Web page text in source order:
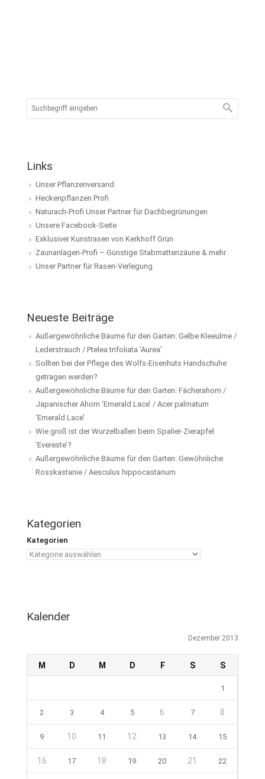
Links
Unser Pflanzenversand
Heckenpflanzen Profi
Naturach-Profi Unser Partner für Dachbegrünungen
Unsere Facebook-Seite
Exklusiver Kunstrasen von Kerkhoff Grün
Zaunanlagen-Profi – Günstige Stabmattenzäune & mehr
Unser Partner für Rasen-Verlegung
Neueste Beiträge
Außergewöhnliche Bäume für den Garten: Gelbe Kleeulme /
Lederstrauch / Ptelea trifoliata ‘Aurea’
Sollten bei der Pflege des Wolfs-Eisenhuts Handschuhe
getragen werden?
Außergewöhnliche Bäume für den Garten: Fächerahorn /
Japanischer Ahorn ‘Emerald Lace’ / Acer palmatum
‘Emerald Lace’
Wie groß ist der Wurzelballen beim Spalier-Zierapfel
‘Evereste’?
Außergewöhnliche Bäume für den Garten: Gewöhnliche
Rosskastanie / Aesculus hippocastanum
Kategorien
Kategorien
Kalender
Dezember 2013
M D M D F S S
1
2 3 4 5 6 7 8
9 10 11 12 13 14 15
16 17 18 19 20 21 22